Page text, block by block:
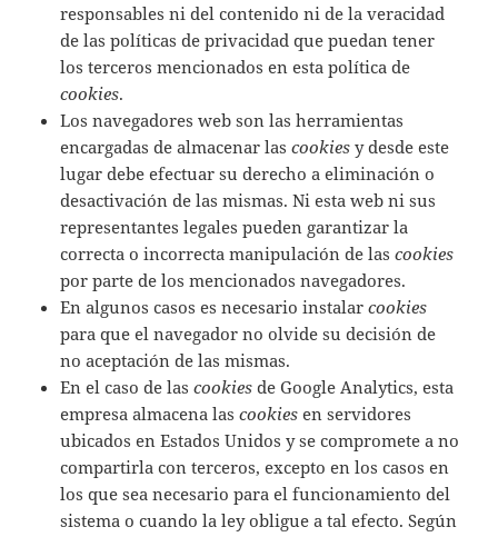
responsables ni del contenido ni de la veracidad
de las políticas de privacidad que puedan tener
los terceros mencionados en esta política de
cookies.
Los navegadores web son las herramientas
encargadas de almacenar lascookies y desde este
lugar debe efectuar su derecho a eliminación o
desactivación de las mismas. Ni esta web ni sus
representantes legales pueden garantizar la
correcta o incorrecta manipulación de lascookies
por parte de los mencionados navegadores.
En algunos casos es necesario instalarcookies
para que el navegador no olvide su decisión de
no aceptación de las mismas.
En el caso de lascookies de Google Analytics, esta
empresa almacena lascookies en servidores
ubicados en Estados Unidos y se compromete a no
compartirla con terceros, excepto en los casos en
los que sea necesario para el funcionamiento del
sistema o cuando la ley obligue a tal efecto. Según